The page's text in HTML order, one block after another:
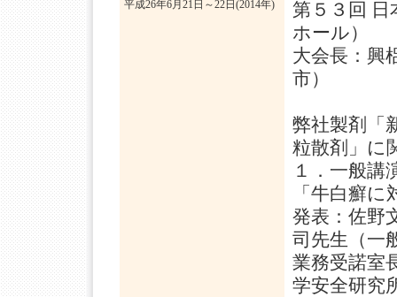
平成26年6月21日～22日(2014年)
第５３回 日
ホール）
大会長：興
市）
弊社製剤「
粒散剤」に
１．一般講
「牛白癬
発表：佐野
司先生（一
業務受諾室
学安全研究